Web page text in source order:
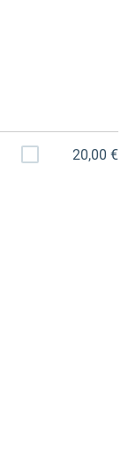
20,00 €